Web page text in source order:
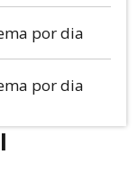
por dia
por dia